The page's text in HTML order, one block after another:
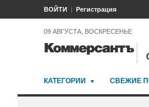
ВОЙТИ Регистрация
09 АВГУСТА, ВОСКРЕСЕНЬЕ
КАТЕГОРИИ СВЕЖИЕ